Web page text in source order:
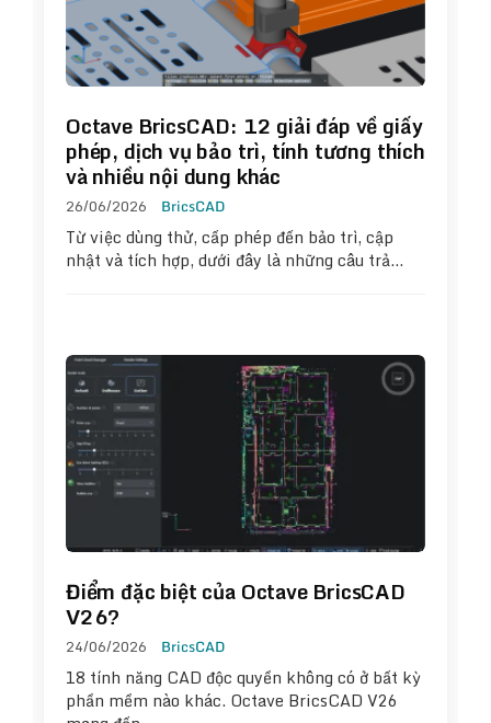
Octave BricsCAD: 12 giải đáp về giấy
phép, dịch vụ bảo trì, tính tương thích
và nhiều nội dung khác
26/06/2026 BricsCAD
Từ việc dùng thử, cấp phép đến bảo trì, cập
nhật và tích hợp, dưới đây là những câu trả…
Điểm đặc biệt của Octave BricsCAD
V26?
24/06/2026 BricsCAD
18 tính năng CAD độc quyền không có ở bất kỳ
phần mềm nào khác. Octave BricsCAD V26